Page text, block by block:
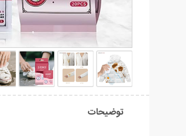
توضیحات